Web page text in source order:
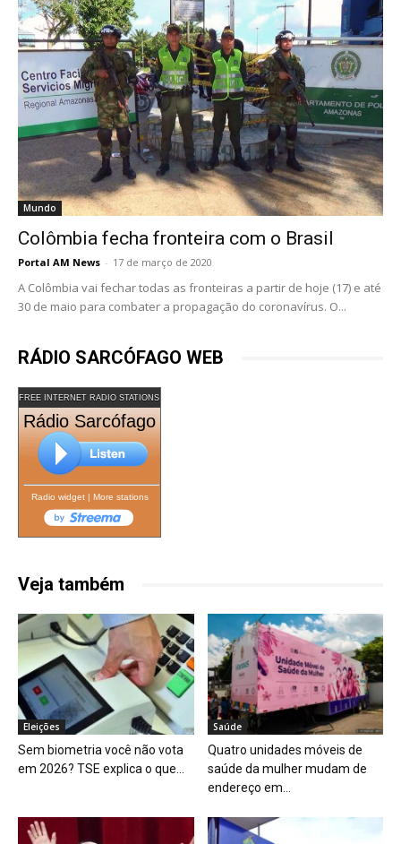
Mundo
Colômbia fecha fronteira com o Brasil
Portal AM News - 17 de março de 2020
A Colômbia vai fechar todas as fronteiras a partir de hoje (17) e até
30 de maio para combater a propagação do coronavírus. O...
RÁDIO SARCÓFAGO WEB
FREE INTERNET RADIO STATIONS
Rádio Sarcófago
Radio widget| More stations
Veja também
Eleições
Sem biometria você não vota
em 2026? TSE explica o que...
Saúde
Quatro unidades móveis de
saúde da mulher mudam de
endereço em...